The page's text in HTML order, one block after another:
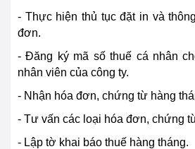
- Thực hiện thủ tục đặt in và
đơn.
- Đăng ký mã số thuế cá nhân
nhân viên của công ty.
- Nhận hóa đơn, chứng từ hàng
- Tư vấn các loại hóa đơn, chứng
- Lập tờ khai báo thuế hàng tháng.